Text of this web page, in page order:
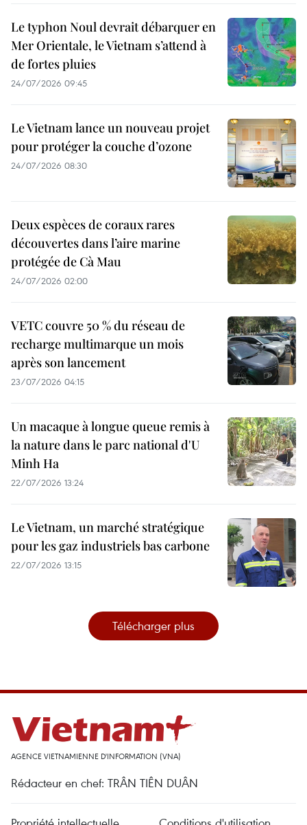
Le typhon Noul devrait débarquer en
Mer Orientale, le Vietnam s’attend à
de fortes pluies
24/07/2026 09:45
Le Vietnam lance un nouveau projet
pour protéger la couche d’ozone
24/07/2026 08:30
Deux espèces de coraux rares
découvertes dans l’aire marine
protégée de Cà Mau
24/07/2026 02:00
VETC couvre 50 % du réseau de
recharge multimarque un mois
après son lancement
23/07/2026 04:15
Un macaque à longue queue remis à
la nature dans le parc national d'U
Minh Ha
22/07/2026 13:24
Le Vietnam, un marché stratégique
pour les gaz industriels bas carbone
22/07/2026 13:15
Télécharger plus
AGENCE VIETNAMIENNE D'INFORMATION (VNA)
Rédacteur en chef: TRÂN TIÊN DUÂN